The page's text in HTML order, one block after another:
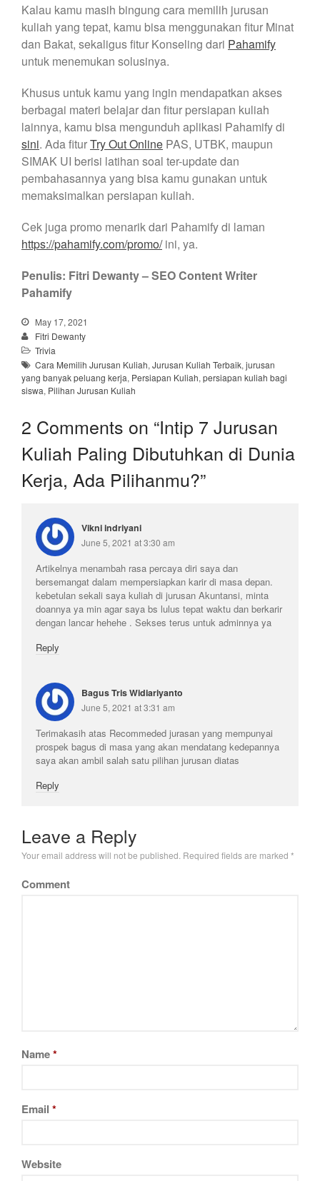
Kalau kamu masih bingung cara memilih jurusan
kuliah yang tepat, kamu bisa menggunakan fitur Minat
dan Bakat, sekaligus fitur Konseling dari Pahamify
untuk menemukan solusinya.
Khusus untuk kamu yang ingin mendapatkan akses
berbagai materi belajar dan fitur persiapan kuliah
lainnya, kamu bisa mengunduh aplikasi Pahamify di
sini. Ada fiturTry Out Online PAS, UTBK, maupun
SIMAK UI berisi latihan soal ter-update dan
pembahasannya yang bisa kamu gunakan untuk
memaksimalkan persiapan kuliah.
Cek juga promo menarik dari Pahamify di laman
https://pahamify.com/promo/ini, ya.
Penulis: Fitri Dewanty – SEO Content Writer
Pahamify
May 17, 2021
Fitri Dewanty
Trivia
Cara Memilih Jurusan Kuliah, Jurusan Kuliah Terbaik, jurusan
yang banyak peluang kerja, Persiapan Kuliah, persiapan kuliah bagi
siswa, Pilihan Jurusan Kuliah
2 Comments on “Intip 7 Jurusan
Kuliah Paling Dibutuhkan di Dunia
Kerja, Ada Pilihanmu?”
Vikni indriyani
June 5, 2021 at 3:30 am
Artikelnya menambah rasa percaya diri saya dan
bersemangat dalam mempersiapkan karir di masa depan.
kebetulan sekali saya kuliah di jurusan Akuntansi, minta
doannya ya min agar saya bs lulus tepat waktu dan berkarir
dengan lancar hehehe . Sekses terus untuk adminnya ya
Reply
Bagus Tris Widiariyanto
June 5, 2021 at 3:31 am
Terimakasih atas Recommeded jurasan yang mempunyai
prospek bagus di masa yang akan mendatang kedepannya
saya akan ambil salah satu pilihan jurusan diatas
Reply
Leave a Reply
Your email address will not be published. Required fields are marked *
Comment
Name*
Email *
Website